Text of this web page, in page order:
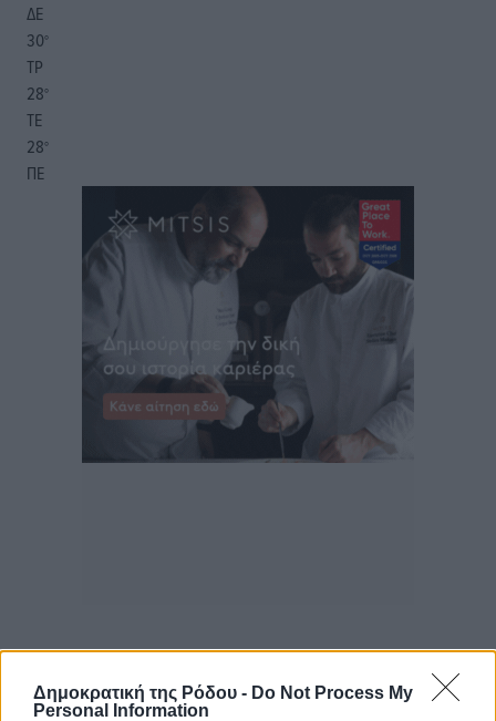
Δημοκρατική της Ρόδου - Do Not Process My
Personal Information
ΔΕ
30°
ΤΡ
28°
ΤΕ
28°
ΠΕ